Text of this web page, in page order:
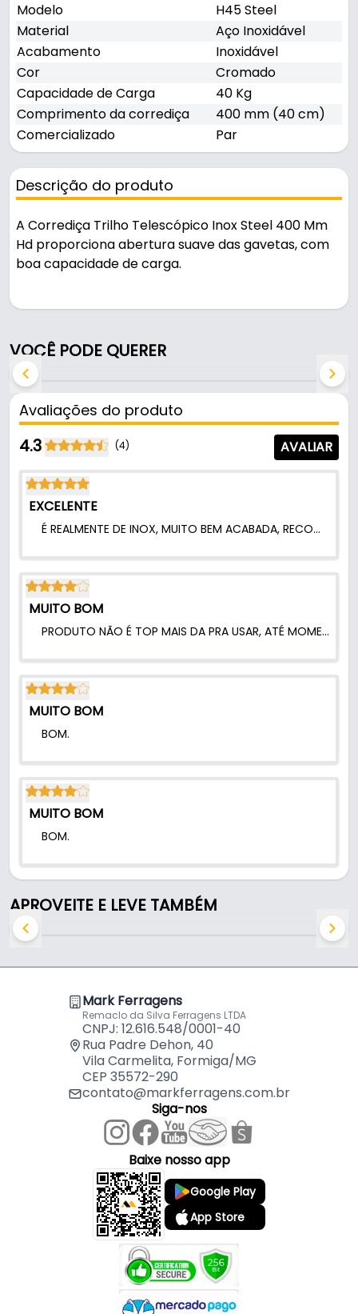
Modelo
H45 Steel
Material
Aço Inoxidável
Acabamento
Inoxidável
Cor
Cromado
Capacidade de Carga
40 Kg
Comprimento da corrediça
400 mm (40 cm)
Comercializado
Par
Descrição do produto
A Corrediça Trilho Telescópico Inox Steel 400 Mm
Hd proporciona abertura suave das gavetas, com
boa capacidade de carga.
Fabricada em Aço Inoxidável com acabamento
inoxidável na cor cromada, é resistente e durável
no uso diário. Suporta 40 kg.
Características:
- Marca: Hd
- Modelo: H45 Steel
- Material: Aço Inoxidável
- Acabamento: Inoxidável
- Cor: Cromado
- Capacidade de Carga: 40 Kg
- Comprimento da corrediça: 400 mm (40 cm)
- Comercializado: Par
VOCÊ PODE QUERER
Avaliações do produto
4.3 (4) AVALIAR
EXCELENTE
É REALMENTE DE INOX, MUITO BEM ACABADA, RECOMENDO!.
MUITO BOM
PRODUTO NÃO É TOP MAIS DA PRA USAR, ATÉ MOMENTO FUNCIONANDO PERFEITAMENTE.
MUITO BOM
BOM.
MUITO BOM
BOM.
APROVEITE E LEVE TAMBÉM
Mark Ferragens
Remaclo da Silva Ferragens LTDA
CNPJ: 12.616.548/0001-40
Rua Padre Dehon, 40
Vila Carmelita, Formiga/MG
CEP 35572-290
contato@markferragens.com.br
Siga-nos
Baixe nosso app
Google Play
App Store